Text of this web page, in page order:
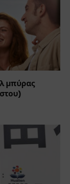
μπύρας